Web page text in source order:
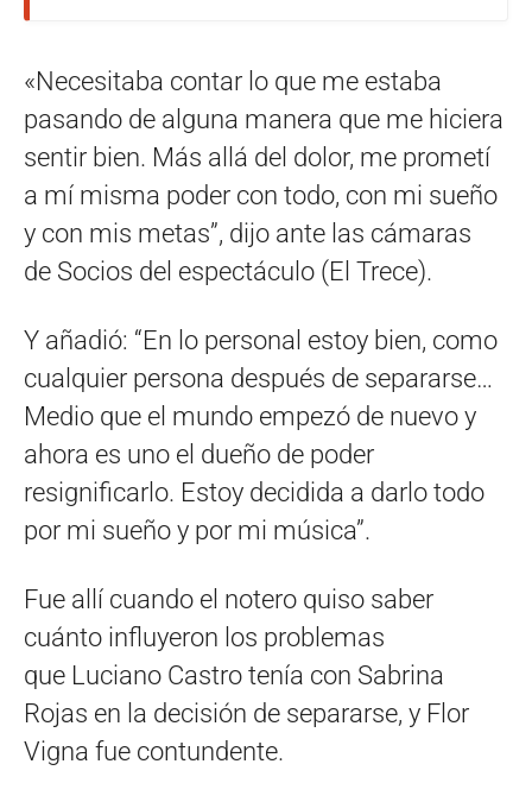
«Necesitaba contar lo que me estaba
pasando de alguna manera que me hiciera
sentir bien. Más allá del dolor, me prometí
a mí misma poder con todo, con mi sueño
y con mis metas”, dijo ante las cámaras
de Socios del espectáculo (El Trece).
Y añadió: “En lo personal estoy bien, como
cualquier persona después de separarse…
Medio que el mundo empezó de nuevo y
ahora es uno el dueño de poder
resignificarlo. Estoy decidida a darlo todo
por mi sueño y por mi música”.
Fue allí cuando el notero quiso saber
cuánto influyeron los problemas
que Luciano Castro tenía con Sabrina
Rojas en la decisión de separarse, y Flor
Vigna fue contundente.